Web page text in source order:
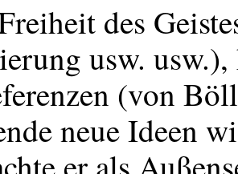
des
usw.
(von
neue Ideen